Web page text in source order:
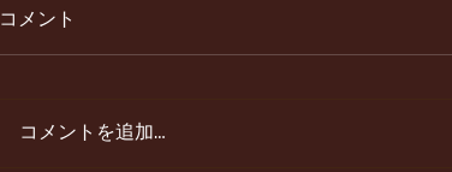
コメント
コメントを追加…